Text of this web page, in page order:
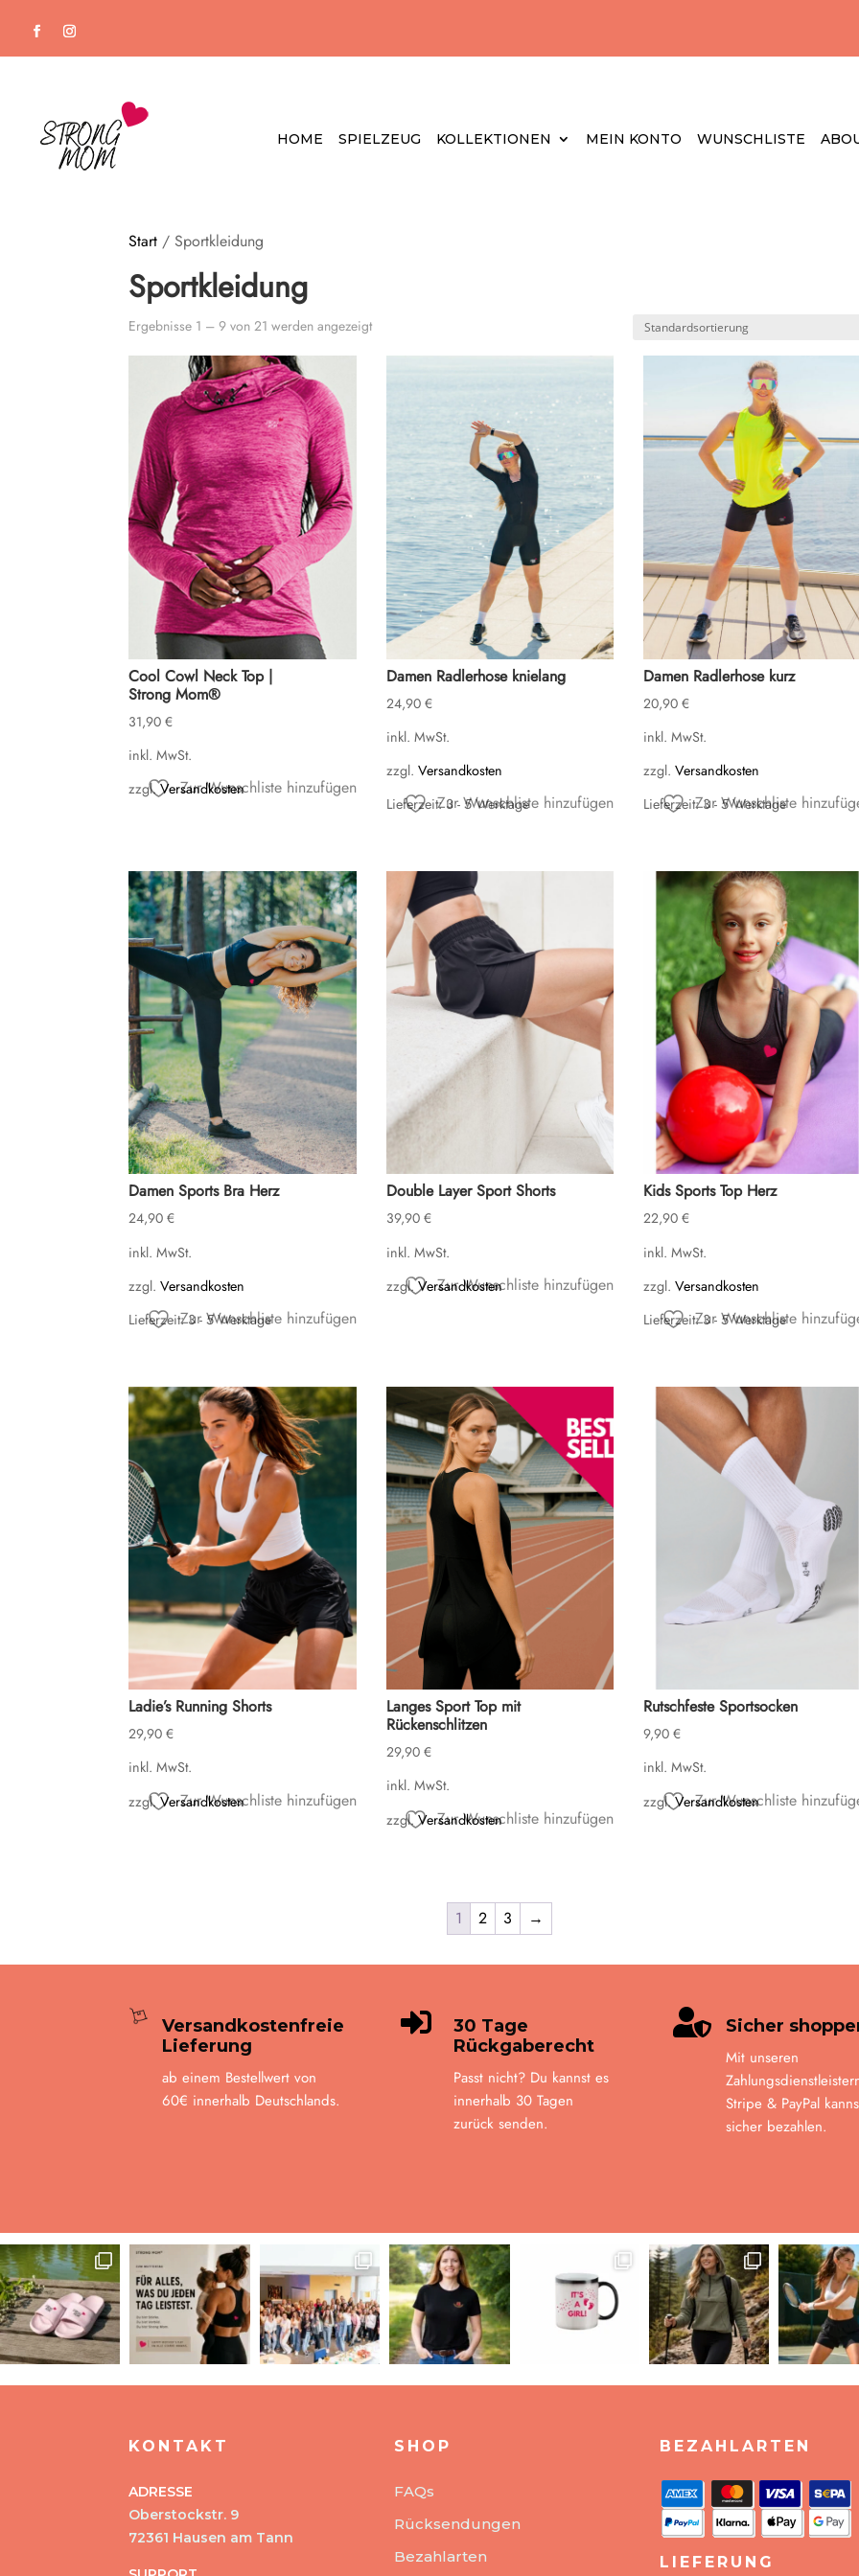
HOME SPIELZEUG KOLLEKTIONEN MEIN KONTO WUNSCHLISTE
Start / Sportkleidung
Sportkleidung
Ergebnisse 1 – 9 von 21 werden angezeigt
Cool Cowl Neck Top |
Strong Mom®
31,90€
inkl. MwSt.
zzgl.Versandkosten
Zur Wunschliste hinzufügen
Damen Radlerhose knielang
24,90 €
inkl. MwSt.
zzgl. Versandkosten
Lieferzeit:3 - 5 Werktage
Zur Wunschliste hinzufügen
Damen Radlerhose kurz
20,90€
inkl. MwSt.
zzgl.Versandkosten
Lieferzeit:3 - 5 Werktage
Zur Wunschliste
Damen Sports Bra Herz
24,90€
inkl. MwSt.
zzgl.Versandkosten
Lieferzeit:3 - 5 Werktage
Zur Wunschliste hinzufügen
Double Layer Sport Shorts
39,90 €
inkl. MwSt.
zzgl.Versandkosten
Zur Wunschliste hinzufügen
Kids Sports Top Herz
22,90€
inkl. MwSt.
zzgl.Versandkosten
Lieferzeit:3 - 5 Werktage
Zur Wunschliste
Ladie’s Running Shorts
29,90€
inkl. MwSt.
zzgl.Versandkosten
Zur Wunschliste hinzufügen
Langes Sport Top mit
Rückenschlitzen
29,90 €
inkl. MwSt.
zzgl.Versandkosten
Zur Wunschliste hinzufügen
Rutschfeste Sportsocken
9,90€
inkl. MwSt.
zzgl.Versandkosten
Zur Wunschliste
1 2 3 →
Versandkostenfreie
Lieferung
ab einem Bestellwert von
60€ innerhalb Deutschlands.

30 Tage
Rückgaberecht
Passt nicht? Du kannst es
innerhalb 30 Tagen
zurück senden.

Sicher
Mit unseren
Stripe & PayPal
sicher bezahlen.
KONTAKT
ADRESSE
Oberstockstr. 9
72361 Hausen am Tann
SHOP
FAQs
Rücksendungen
Bezahlarten
BEZAHLARTEN
LIEFERUNG